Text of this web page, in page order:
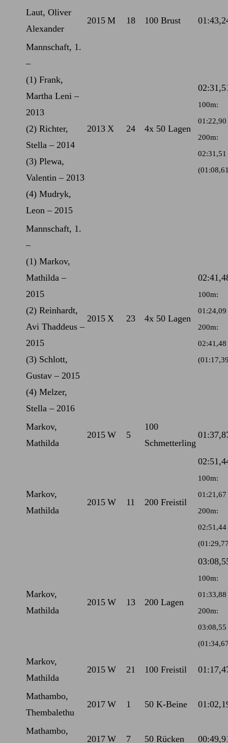
Laut, Oliver
Alexander
2015 M 18 100 Brust
Mannschaft, 1.
–
(1) Frank,
Martha Leni –
2013
(2) Richter,
Stella – 2014
(3) Plewa,
Valentin – 2013
(4) Mudryk,
Leon – 2015
2013 X 24 4x 50 Lagen
100m:
01:22,90
200m:
02:31,51
Mannschaft, 1.
–
(1) Markov,
Mathilda –
2015
(2) Reinhardt,
Avi Thaddeus –
2015
(3) Schlott,
Gustav – 2015
(4) Melzer,
Stella – 2016
2015 X 23 4x 50 Lagen
100m:
01:24,09
200m:
02:41,48
Markov,
Mathilda
2015 W 5
100
Schmetterling
Markov,
Mathilda
2015 W 11 200 Freistil
100m:
01:21,67
200m:
02:51,44
Markov,
Mathilda
2015 W 13 200 Lagen
100m:
01:33,88
200m:
03:08,55
Markov,
Mathilda
2015 W 21 100 Freistil
Mathambo,
Thembalethu
2017 W 1 50 K-Beine
Mathambo,
2017 W 7 50 Rücken